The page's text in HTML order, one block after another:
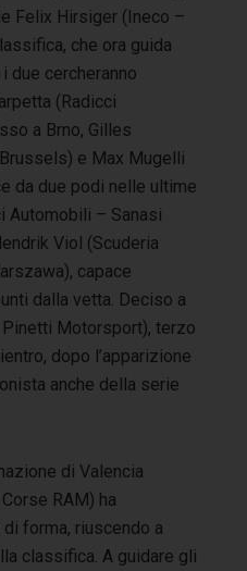
Felix Hirsiger (Ineco –
che ora guida
due cercheranno
(Radicci
a Brno, Gilles
e Max Mugelli
da due podi nelle ultime
Automobili – Sanasi
Viol (Scuderia
capace
dalla vetta. Deciso a
Motorsport), terzo
dopo l’apparizione
anche della serie
di Valencia
RAM) ha
forma, riuscendo a
classifica. A guidare gli